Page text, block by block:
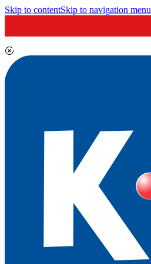
Skip to contentSkip to navigation menu